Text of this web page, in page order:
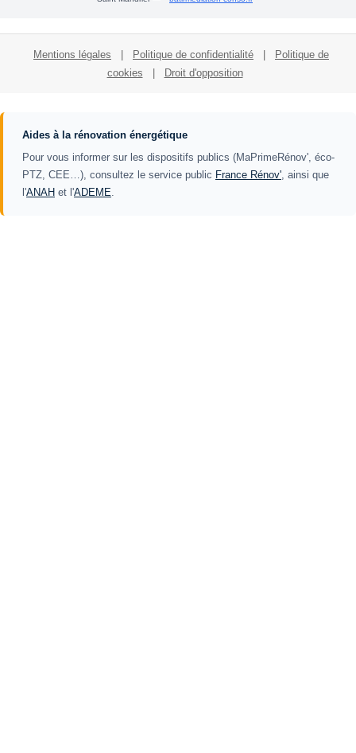
Mentions légales | Politique de confidentialité |
Politique de
cookies
| Droit d'opposition
Aides à la rénovation énergétique
Pour vous informer sur les dispositifs publics (MaPrimeRénov', éco-
PTZ, CEE…), consultez le service public France Rénov' , ainsi que
l'ANAH et l'ADEME